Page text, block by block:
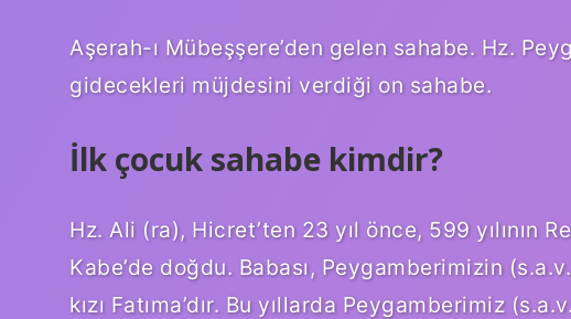
Aşerah-ı Mübeşşere’den gelen sahabe. Hz.
gidecekleri müjdesini verdiği on sahabe.
İlk çocuk sahabe kimdir?
Hz. Ali (ra), Hicret’ten 23 yıl önce, 599 yılının
Kabe’de doğdu. Babası, Peygamberimizin
kızı Fatıma’dır. Bu yıllarda Peygamberimiz